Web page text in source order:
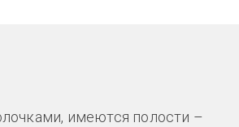
имеются полости –